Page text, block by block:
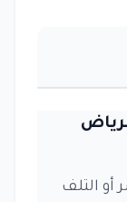
أو التلف